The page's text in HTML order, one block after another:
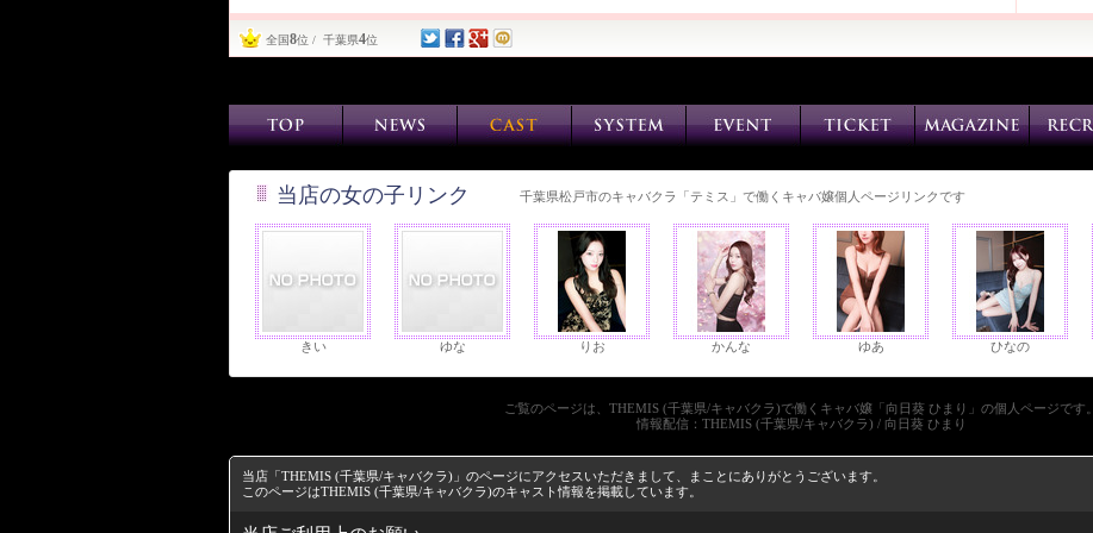
全国8位 / 千葉県4位
当店の女の子リンク 千葉県松戸市のキャバクラ「テミス」で働くキャバ嬢個人ページリンクです
きい ゆな りお かんな ゆあ ひなの
ご覧のページは、THEMIS (千葉県/キャバクラ)で働くキャバ嬢「向日葵 ひまり」の個人ページです。
情報配信：THEMIS (千葉県/キャバクラ) / 向日葵 ひまり
当店「THEMIS (千葉県/キャバクラ)」のページにアクセスいただきまして、まことにありがとうございます。
このページはTHEMIS (千葉県/キャバクラ)のキャスト情報を掲載しています。